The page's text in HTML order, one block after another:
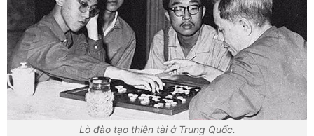
Lò đào tạo thiên tài ở Trung Quốc.